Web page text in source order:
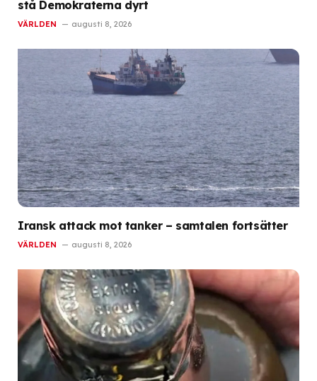
stå Demokraterna dyrt
VÄRLDEN augusti 8, 2026
Iransk attack mot tanker – samtalen fortsätter
VÄRLDEN augusti 8, 2026